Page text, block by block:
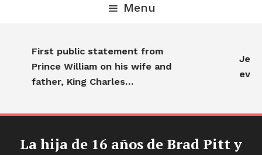
Menu
First public statement from
Prince William on his wife and
father, King Charles…
La hija de 16 años de Brad Pitt y